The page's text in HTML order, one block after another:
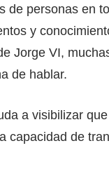
de personas en
y
Jorge VI,
de hablar.
a visibilizar
capacidad de